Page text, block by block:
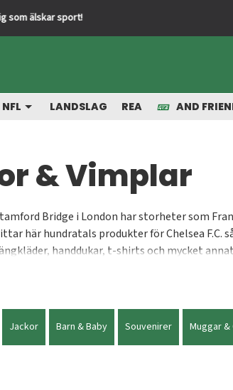
NFL LANDSLAG REA AND
& Vimplar
Bridge i London har storheter som
här hundratals produkter för Chelsea
handdukar, t-shirts och mycket
Jackor Barn & Baby Souvenirer Muggar &